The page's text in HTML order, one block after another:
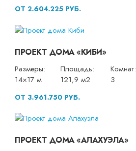
ОТ 2.604.225 РУБ.
ПРОЕКТ ДОМА «КИБИ»
Размеры:
14×17 м
Площадь:
121,9 м2
Комнат:
3
ОТ 3.961.750 РУБ.
ПРОЕКТ ДОМА «АЛАХУЭЛА»